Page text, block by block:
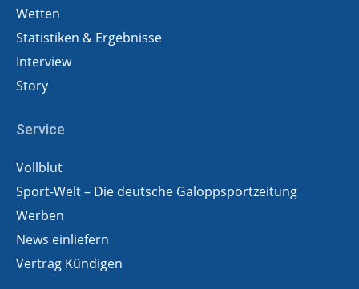
Wetten
Statistiken & Ergebnisse
Interview
Story
Service
Vollblut
Sport-Welt – Die deutsche Galoppsportzeitung
Werben
News einliefern
Vertrag Kündigen